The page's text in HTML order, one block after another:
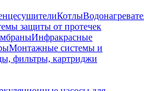
Котлы
защиты от протечек
Инфракрасные
Монтажные системы и
фильтры, картриджи